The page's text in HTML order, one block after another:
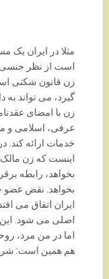
مثلا در ایران یک
است از نظر جنسی
زن قانون شکنی
گیرد، می تواند به
زن با امضای
عرفی، اسلامی و
خدمات ارائه کند.
اینست که زن
بخواهد، رابطه
بخواهد. نقض
ایران اتفاق می
اصلی می شود.
اما در من مرد،
هم همین است: